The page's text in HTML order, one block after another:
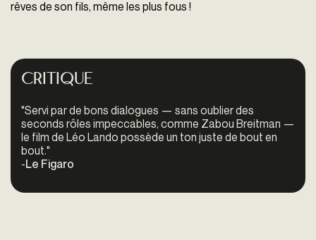
rêves de son fils, même les plus fous !
Critique
"Servi par de bons dialogues — sans oublier des
seconds rôles impeccables, comme Zabou Breitman —
le film de Léo Lando possède un ton juste de bout en
bout."
-Le Figaro